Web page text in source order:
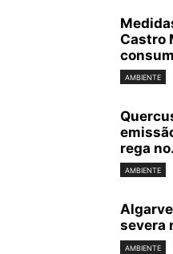
Castro
AMBIENTE
rega
AMBIENTE
severa
AMBIENTE